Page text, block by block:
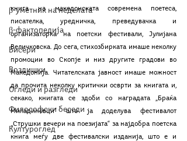
β-уметник на неделата
β-фактопедија
Бисери
Воздишки
Огледи и разгледи
Философски беседи
Културоглед
книга на македонската современа поетеса,
писателка, уредничка, преведувачка и
организаторка на поетски фестивали, Јулијана
Величковска. До сега, стихозбирката имаше неколку
промоции во Скопје и низ другите градови во
Македонија. Читателската јавност имаше можност
да прочита неколку критички осврти за книгата и,
секако, книгата се здоби со наградата „Браќа
Миладиновци“ што ја доделува фестивалот
„Струшки вечери на поезијата“ за најдобра поетска
книга меѓу две фестивалски изданија, што е и